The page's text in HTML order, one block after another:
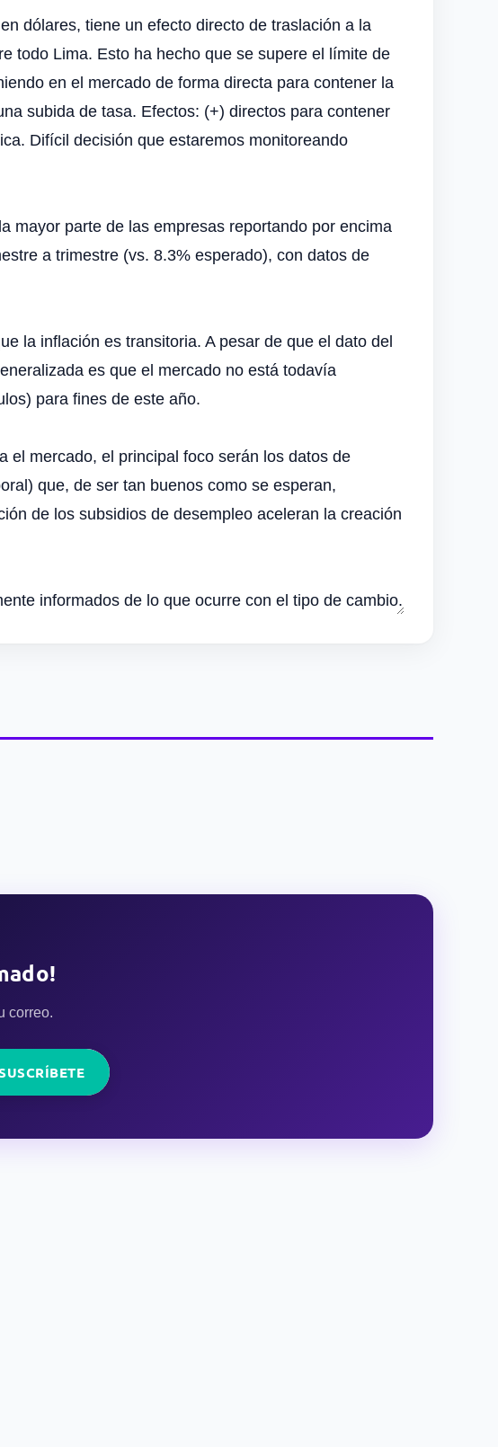
dólares, tiene un efecto directo de traslación a la
todo Lima. Esto ha hecho que se supere el límite de
en el mercado de forma directa para contener la
subida de tasa. Efectos: (+) directos para contener
Difícil decisión que estaremos monitoreando
mayor parte de las empresas reportando por encima
a trimestre (vs. 8.3% esperado), con datos de
la inflación es transitoria. A pesar de que el dato del
es que el mercado no está todavía
para fines de este año.
el mercado, el principal foco serán los datos de
que, de ser tan buenos como se esperan,
de los subsidios de desempleo aceleran la creación
informados de lo que ocurre con el tipo de cambio.
correo.